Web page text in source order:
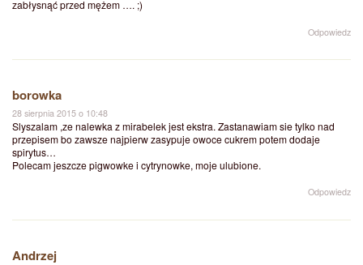
zabłysnąć przed mężem …. ;)
Odpowiedz
borowka
28 sierpnia 2015 o 10:48
Slyszalam ,ze nalewka z mirabelek jest ekstra. Zastanawiam sie tylko nad
przepisem bo zawsze najpierw zasypuje owoce cukrem potem dodaje
spirytus…
Polecam jeszcze pigwowke i cytrynowke, moje ulubione.
Odpowiedz
Andrzej